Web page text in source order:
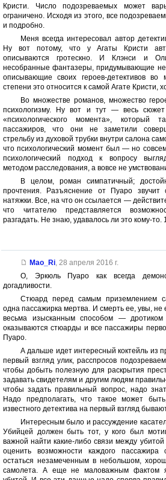
Кристи. Число подозреваемых может
ограничено. Исходя из этого, все
и подробно.
Меня всегда интересовал автор
Ну вот потому, что у Агаты Кристи
описываются гротескно. И Клэнси и
несобранные фантазеры, придумывающие
описывающие своих героев-детективов во
степени это относится к самой Агате Кристи,
Во множестве романов, множество
психологизму. Ну вот и тут — весь
«психологического момента», который
пассажиров, что они не заметили
стрельбу из духовой трубки внутри салона
что психологический момент был — но
психологический подход к вопросу
методом расследования, а вовсе не
В целом, роман симпатичный;
прочтения. Разъяснение от Пуаро звучит
натяжки. Все, на что он ссылается —
что читателю представляется
разгадать. Не знаю, удавалось ли это кому-то.
Mao_Ri, 28 апреля 2016 г.
О, Эркюль Пуаро как всегда
догадливости.
Стюард перед самым приземлением
одна пассажирка мертва. И смерть ее, увы, не
весьма изысканным способом —
оказываются стюарды и все пассажиры
Пуаро.
А дальше идет интересный коктейль из
первый взгляд улик, расспросов
чтобы добыть полезную для раскрытия
задавать свидетелям и другим людям
чтобы задать правильный вопрос, надо
Надо предполагать, что такое может
известного детектива на первый взгляд
Интересным было и рассуждение
Убийцей должен быть тот, у кого был
важной найти какие-либо связи между
оценить возможности каждого пассажира
остаться незамеченным в небольшом,
самолета. А еще не маловажным фактом